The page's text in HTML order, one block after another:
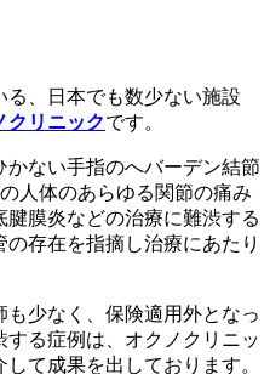
る、日本でも数少ない施設
クリニックです。
ない手指のへバーデン結節
人体のあらゆる関節の痛み
膜炎などの治療に難渋する
存在を指摘し治療にあたり
少なく、保険適用外となっ
る症例は、オクノクリニッ
て成果を出しております。